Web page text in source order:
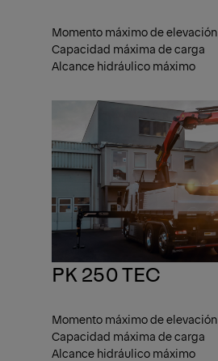
Momento máximo de elevación
Capacidad máxima de carga
Alcance hidráulico máximo
PK 250 TEC
Momento máximo de elevación
Capacidad máxima de carga
Alcance hidráulico máximo